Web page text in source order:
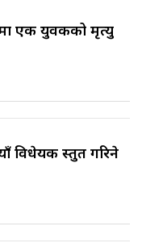
एक युवकको मृत्यु
विधेयक प्रस्तुत गरिने